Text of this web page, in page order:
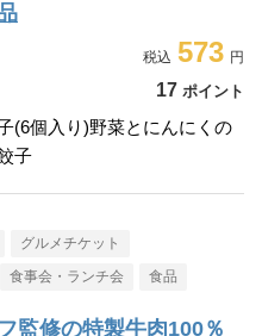
573
17 ポイント
(6個入り)野菜とにんにくの
子
グルメチケット
食事会・ランチ会 食品
監修の特製牛肉100％